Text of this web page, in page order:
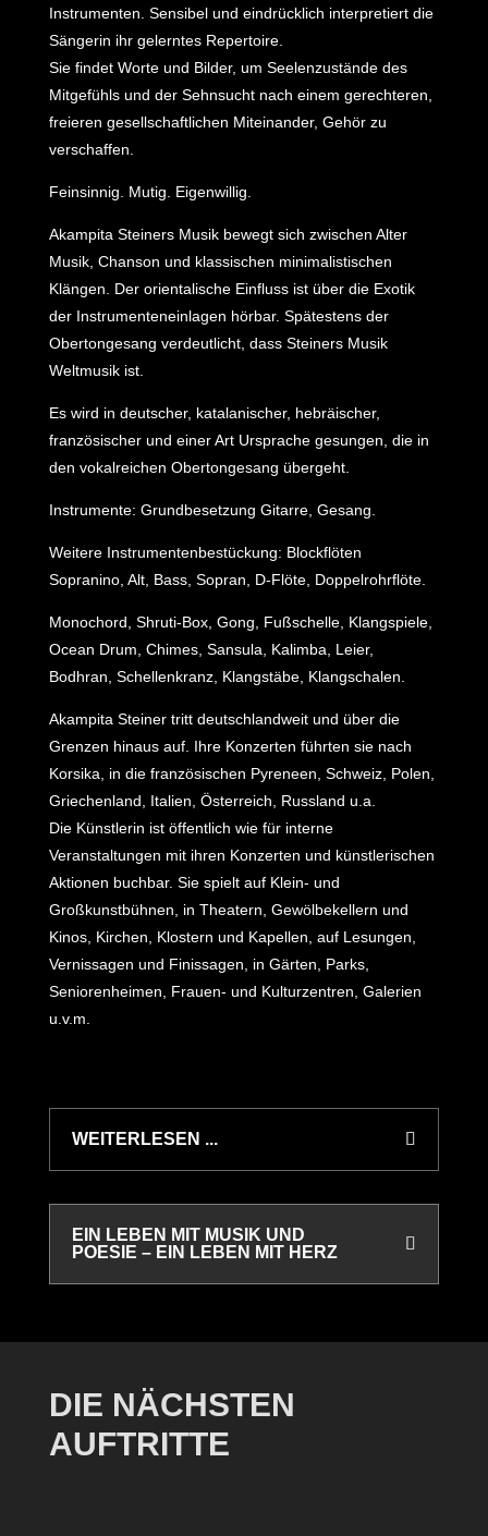
Instrumenten. Sensibel und eindrücklich interpretiert die
Sängerin ihr gelerntes Repertoire.
Sie findet Worte und Bilder, um Seelenzustände des
Mitgefühls und der Sehnsucht nach einem gerechteren,
freieren gesellschaftlichen Miteinander, Gehör zu
verschaffen.
Feinsinnig. Mutig. Eigenwillig.
Akampita Steiners Musik bewegt sich zwischen Alter
Musik, Chanson und klassischen minimalistischen
Klängen. Der orientalische Einfluss ist über die Exotik
der Instrumenteneinlagen hörbar. Spätestens der
Obertongesang verdeutlicht, dass Steiners Musik
Weltmusik ist.
Es wird in deutscher, katalanischer, hebräischer,
französischer und einer Art Ursprache gesungen, die in
den vokalreichen Obertongesang übergeht.
Instrumente: Grundbesetzung Gitarre, Gesang.
Weitere Instrumentenbestückung: Blockflöten
Sopranino, Alt, Bass, Sopran, D-Flöte, Doppelrohrflöte.
Monochord, Shruti-Box, Gong, Fußschelle, Klangspiele,
Ocean Drum, Chimes, Sansula, Kalimba, Leier,
Bodhran, Schellenkranz, Klangstäbe, Klangschalen.
Akampita Steiner tritt deutschlandweit und über die
Grenzen hinaus auf. Ihre Konzerten führten sie nach
Korsika, in die französischen Pyreneen, Schweiz, Polen,
Griechenland, Italien, Österreich, Russland u.a.
Die Künstlerin ist öffentlich wie für interne
Veranstaltungen mit ihren Konzerten und künstlerischen
Aktionen buchbar. Sie spielt auf Klein- und
Großkunstbühnen, in Theatern, Gewölbekellern und
Kinos, Kirchen, Klostern und Kapellen, auf Lesungen,
Vernissagen und Finissagen, in Gärten, Parks,
Seniorenheimen, Frauen- und Kulturzentren, Galerien
u.v.m.
WEITERLESEN ...
EIN LEBEN MIT MUSIK UND
POESIE – EIN LEBEN MIT HERZ
DIE NÄCHSTEN
AUFTRITTE